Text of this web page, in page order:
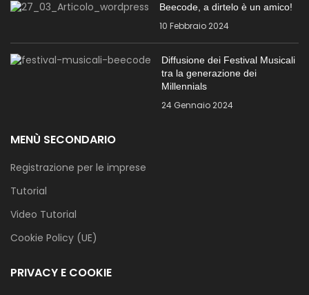
Beecode, a dirtelo è un amico!
10 Febbraio 2024
Diffusione dei Festival Musicali
tra la generazione dei
Millennials
24 Gennaio 2024
MENÙ SECONDARIO
Registrazione per le imprese
Tutorial
Video Tutorial
Cookie Policy (UE)
PRIVACY E COOKIE